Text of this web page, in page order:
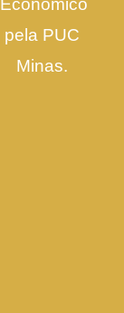
Econômico
pela PUC
Minas.